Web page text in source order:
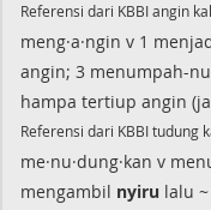
Referensi dari KBBI angin
meng·a·ngin v 1
angin; 3 menumpah-
hampa tertiup angin
Referensi dari KBBI tudung
me·nu·dung·kan v
mengambil nyiru lalu